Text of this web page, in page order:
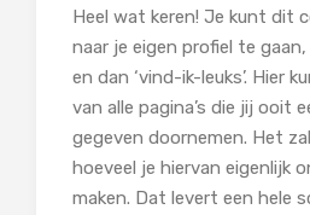
Heel wat keren! Je kunt dit
naar je eigen profiel te gaan,
en dan ‘vind-ik-leuks’. Hier
van alle pagina’s die jij ooit
gegeven doornemen. Het
hoeveel je hiervan eigenlijk
maken. Dat levert een hele